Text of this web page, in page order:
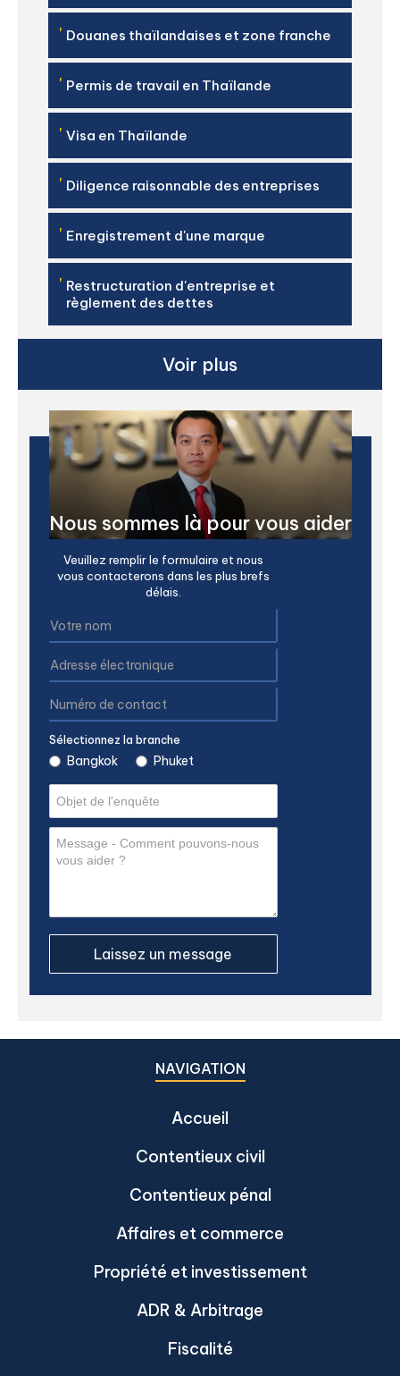
' Douanes thaïlandaises et zone franche
' Permis de travail en Thaïlande
' Visa en Thaïlande
' Diligence raisonnable des entreprises
' Enregistrement d'une marque
' Restructuration d'entreprise et
règlement des dettes
Voir plus
Nous sommes là pour vous aider
Veuillez remplir le formulaire et nous
vous contacterons dans les plus brefs
délais.
Sélectionnez la branche
Bangkok Phuket
NAVIGATION
Accueil
Contentieux civil
Contentieux pénal
Affaires et commerce
Propriété et investissement
ADR & Arbitrage
Fiscalité